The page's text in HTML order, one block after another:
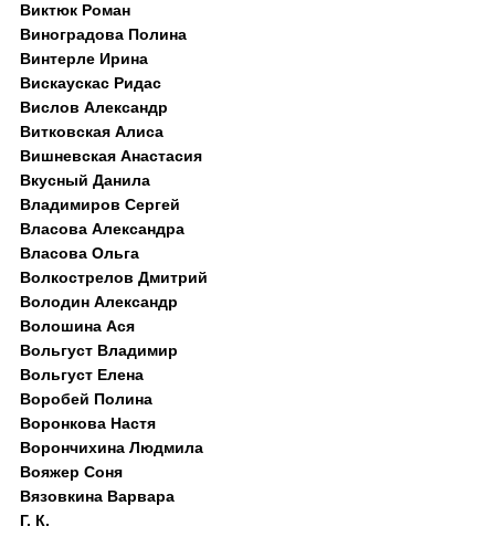
Виктюк Роман
Виноградова Полина
Винтерле Ирина
Вискаускас Ридас
Вислов Александр
Витковская Алиса
Вишневская Анастасия
Вкусный Данила
Владимиров Сергей
Власова Александра
Власова Ольга
Волкострелов Дмитрий
Володин Александр
Волошина Ася
Вольгуст Владимир
Вольгуст Елена
Воробей Полина
Воронкова Настя
Ворончихина Людмила
Вояжер Соня
Вязовкина Варвара
Г. К.